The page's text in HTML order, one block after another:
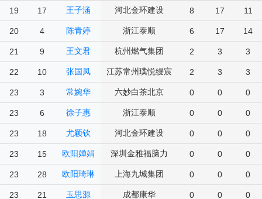
19 17 王子涵 河北金环建设 8 17 11
20 4 陈青婷 浙江泰顺 6 17 14
21 9 王文君 杭州燃气集团 2 3 3
22 10 张国凤 江苏常州璞悦缦宸 2 3 3
23 3 常婉华 六妙白茶北京 0 0 0
23 6 徐子惠 浙江泰顺 0 0 0
23 18 尤颖钦 河北金环建设 0 0 0
23 15 欧阳婵娟 深圳金雅福脑力 0 0 0
23 28 欧阳琦琳 上海九城集团 0 0 0
23 21 玉思源 成都康华 0 0 0